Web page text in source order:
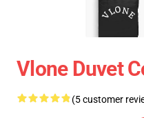
Vlone Duvet
(5 customer